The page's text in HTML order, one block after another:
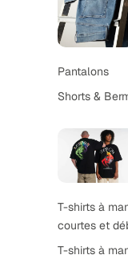
Pantalons
Shorts &
T-shirts à
courtes et
T-shirts à